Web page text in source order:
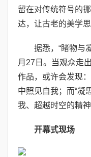
留在对传统符号的
达，让古老的美学
据悉，“睹物与
月27日。当观众走
作品，或许会发现
中照见自我；而“凝
我、超越时空的精神
开幕式现场